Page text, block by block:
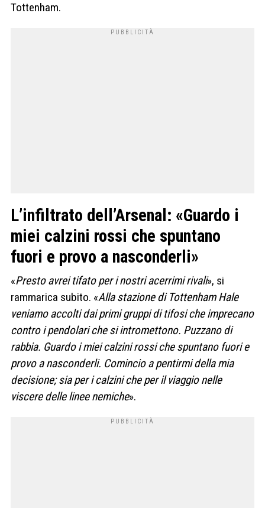
Tottenham.
L’infiltrato dell’Arsenal: «Guardo i
miei calzini rossi che spuntano
fuori e provo a nasconderli»
«Presto avrei tifato per i nostri acerrimi rivali», si
rammarica subito. «Alla stazione di Tottenham Hale
veniamo accolti dai primi gruppi di tifosi che imprecano
contro i pendolari che si intromettono. Puzzano di
rabbia. Guardo i miei calzini rossi che spuntano fuori e
provo a nasconderli. Comincio a pentirmi della mia
decisione; sia per i calzini che per il viaggio nelle
viscere delle linee nemiche».